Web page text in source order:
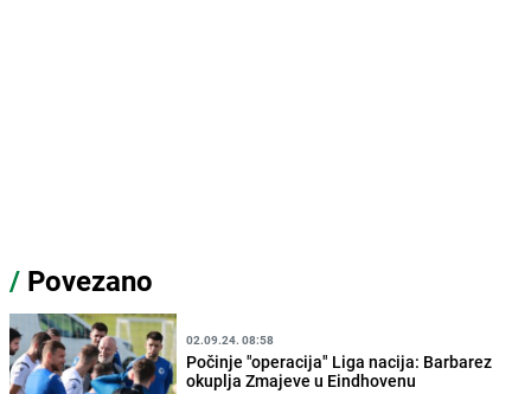
/ Povezano
02.09.24. 08:58
Počinje "operacija" Liga nacija: Barbarez
okuplja Zmajeve u Eindhovenu